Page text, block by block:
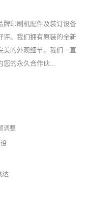
牌印刷机配件及装订设备
评。我们拥有原装的全新
美的外观细节。我们一直
您的永久合作伙...
调整
达